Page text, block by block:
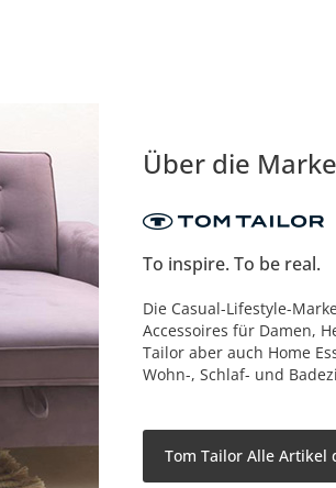
Über die Marke
To inspire. To be real.
Die Casual-Lifestyle-
Accessoires für Damen,
Tailor aber auch Home
Wohn-, Schlaf- und
Tom Tailor Alle Artikel